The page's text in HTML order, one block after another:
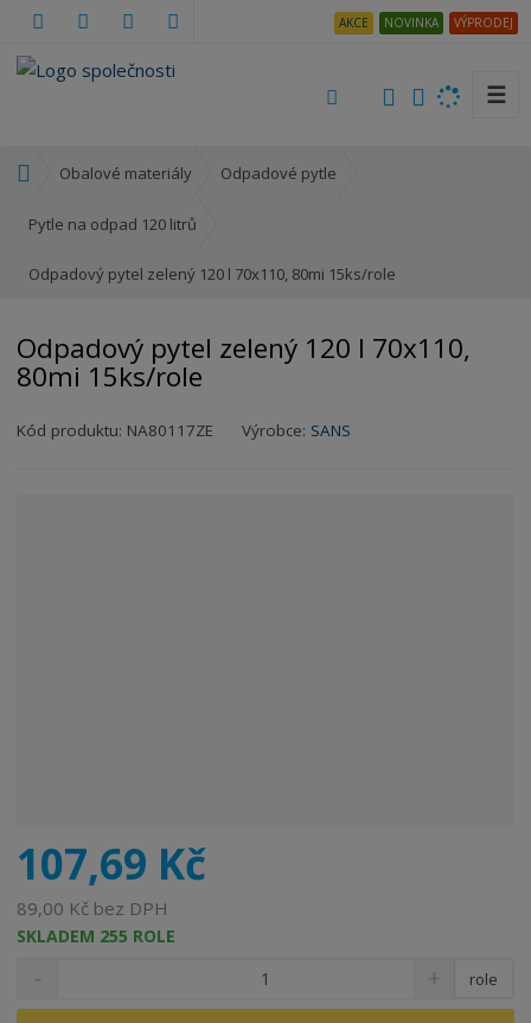
AKCE NOVINKA VÝPRODEJ
☰
o
n
t
r
n
Obalové materiály Odpadové pytle
Pytle na odpad 120 litrů
Odpadový pytel zelený 120 l 70x110, 80mi 15ks/role
Odpadový pytel zelený 120 l 70x110,
80mi 15ks/role
Kód produktu: NA80117ZE Výrobce: SANS
107,69 Kč
89,00 Kč bez DPH
SKLADEM 255 ROLE
role